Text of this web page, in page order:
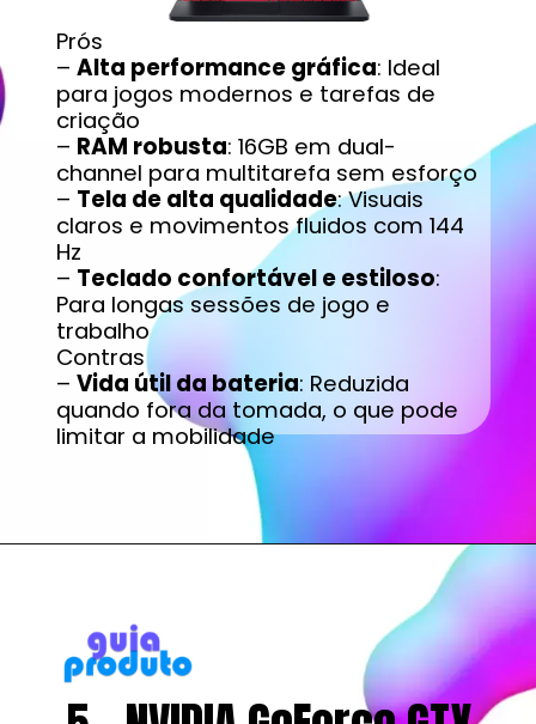
Prós
– Alta performance gráfica: Ideal
para jogos modernos e tarefas de
criação
– RAM robusta: 16GB em dual-
channel para multitarefa sem esforço
– Tela de alta qualidade: Visuais
claros e movimentos fluidos com 144
Hz
– Teclado confortável e estiloso:
Para longas sessões de jogo e
trabalho
Contras
– Vida útil da bateria: Reduzida
quando fora da tomada, o que pode
limitar a mobilidade